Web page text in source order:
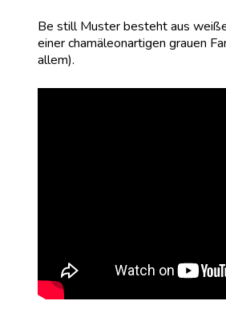
Be still Muster besteht aus
einer chamäleonartigen grauen
allem).